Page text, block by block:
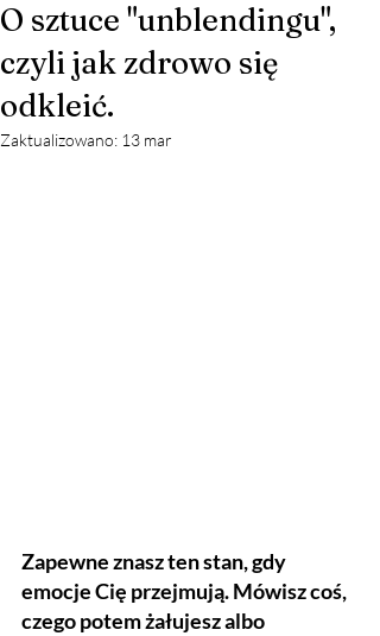
O sztuce "unblendingu",
czyli jak zdrowo się
odkleić.
Zaktualizowano: 13 mar
Zapewne znasz ten stan, gdy
emocje Cię przejmują. Mówisz coś,
czego potem żałujesz albo